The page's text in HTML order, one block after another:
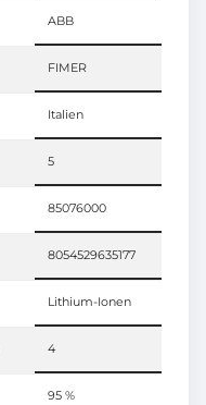
ABB
FIMER
Italien
5
85076000
8054529635177
Lithium-Ionen
4
95 %